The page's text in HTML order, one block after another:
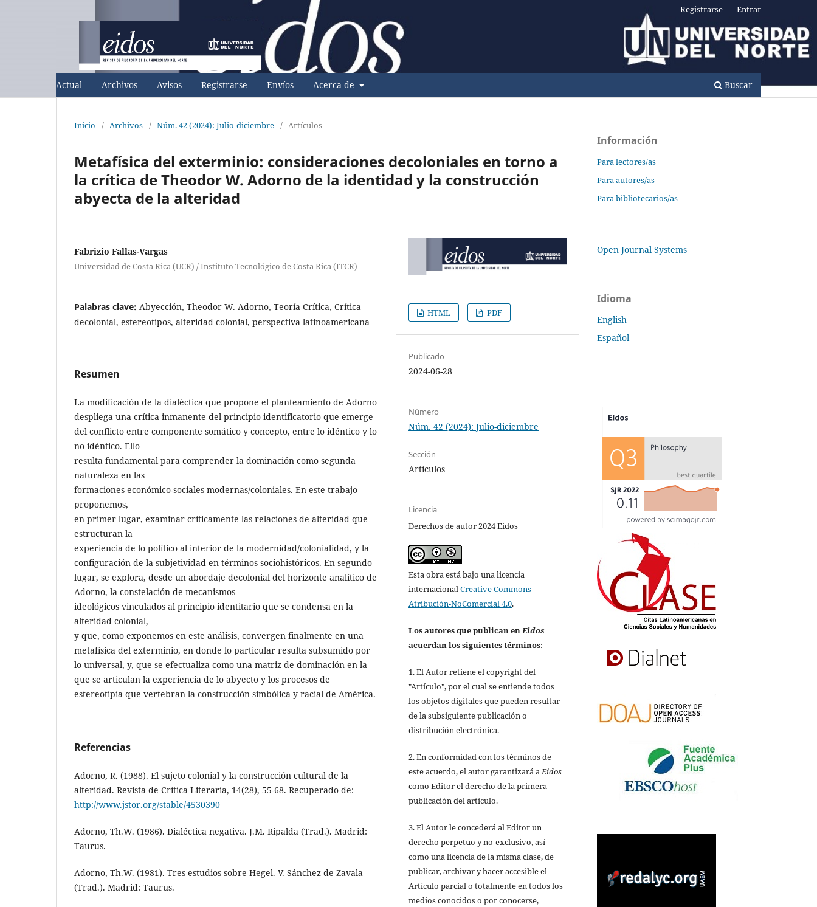
Actual Archivos Avisos Registrarse Envíos Acerca de Buscar
Registrarse Entrar
Inicio / Archivos / Núm. 42 (2024): Julio-diciembre / Artículos
Metafísica del exterminio: consideraciones decoloniales en torno a
la crítica de Theodor W. Adorno de la identidad y la construcción
abyecta de la alteridad
Fabrizio Fallas-Vargas
Universidad de Costa Rica (UCR) / Instituto Tecnológico de Costa Rica (ITCR)
Palabras clave: Abyección, Theodor W. Adorno, Teoría Crítica, Crítica
decolonial, estereotipos, alteridad colonial, perspectiva latinoamericana
Resumen
La modificación de la dialéctica que propone el planteamiento de Adorno
despliega una crítica inmanente del principio identificatorio que emerge
del conflicto entre componente somático y concepto, entre lo idéntico y lo
no idéntico. Ello
resulta fundamental para comprender la dominación como segunda
naturaleza en las
formaciones económico-sociales modernas/coloniales. En este trabajo
proponemos,
en primer lugar, examinar críticamente las relaciones de alteridad que
estructuran la
experiencia de lo político al interior de la modernidad/colonialidad, y la
configuración de la subjetividad en términos sociohistóricos. En segundo
lugar, se explora, desde un abordaje decolonial del horizonte analítico de
Adorno, la constelación de mecanismos
ideológicos vinculados al principio identitario que se condensa en la
alteridad colonial,
y que, como exponemos en este análisis, convergen finalmente en una
metafísica del exterminio, en donde lo particular resulta subsumido por
lo universal, y, que se efectualiza como una matriz de dominación en la
que se articulan la experiencia de lo abyecto y los procesos de
estereotipia que vertebran la construcción simbólica y racial de América.
Referencias
Adorno, R. (1988). El sujeto colonial y la construcción cultural de la
alteridad. Revista de Crítica Literaria, 14(28), 55-68. Recuperado de:
http://www.jstor.org/stable/4530390
Adorno, Th.W. (1986). Dialéctica negativa. J.M. Ripalda (Trad.). Madrid:
Taurus.
Adorno, Th.W. (1981). Tres estudios sobre Hegel. V. Sánchez de Zavala
(Trad.). Madrid: Taurus.
HTML PDF
Publicado
2024-06-28
Número
Núm. 42 (2024): Julio-diciembre
Sección
Artículos
Licencia
Derechos de autor 2024 Eidos
Esta obra está bajo una licencia
internacionalCreative Commons
Atribución-NoComercial 4.0.
Los autores que publican enEidos
acuerdan los siguientes términos:
1. El Autor retiene el copyright del
"Artículo", por el cual se entiende todos
los objetos digitales que pueden resultar
de la subsiguiente publicación o
distribución electrónica.
2. En conformidad con los términos de
este acuerdo, el autor garantizará aEidos
como Editor el derecho de la primera
publicación del artículo.
3. El Autor le concederá al Editor un
derecho perpetuo y no-exclusivo, así
como una licencia de la misma clase, de
publicar, archivar y hacer accesible el
Artículo parcial o totalmente en todos los
medios conocidos o por conocerse,
Información
Para lectores/as
Para autores/as
Para bibliotecarios/as
Open Journal Systems
Idioma
English
Español